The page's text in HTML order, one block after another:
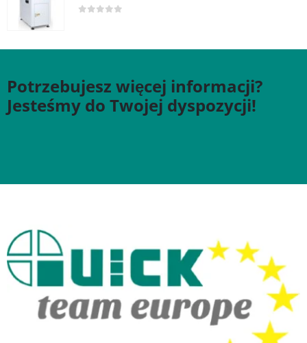
Potrzebujesz więcej informacji?
Jesteśmy do Twojej dyspozycji!